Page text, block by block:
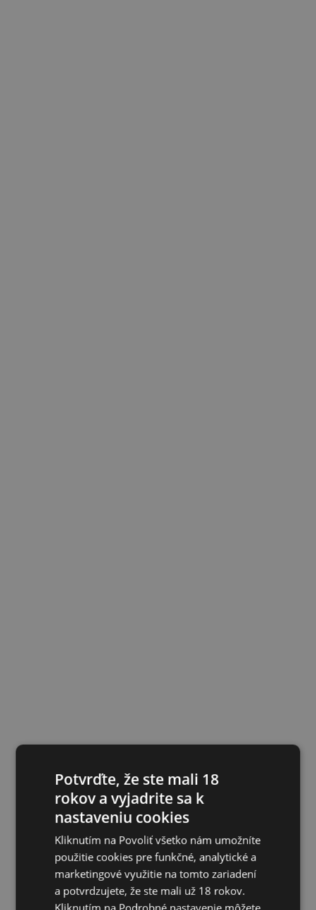
Potvrďte, že ste mali 18
rokov a vyjadrite sa k
nastaveniu cookies
Kliknutím na Povoliť všetko nám umožníte
použitie cookies pre funkčné, analytické a
marketingové využitie na tomto zariadení
a potvrdzujete, že ste mali už 18 rokov.